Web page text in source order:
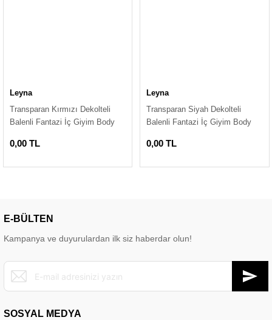
Leyna
Transparan Kırmızı Dekolteli
Balenli Fantazi İç Giyim Body
0,00 TL
Leyna
Transparan Siyah Dekolteli
Balenli Fantazi İç Giyim Body
0,00 TL
E-BÜLTEN
Kampanya ve duyurulardan ilk siz haberdar olun!
SOSYAL MEDYA